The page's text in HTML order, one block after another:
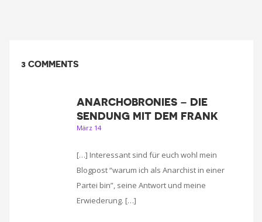
3 COMMENTS
ANARCHOBRONIES – DIE
SENDUNG MIT DEM FRANK
März 14
[…] Interessant sind für euch wohl mein
Blogpost “warum ich als Anarchist in einer
Partei bin”, seine Antwort und meine
Erwiederung. […]